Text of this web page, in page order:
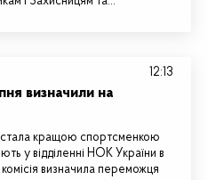
визначили на
стала кращою спортсменкою
у відділенні НОК України в
визначила переможця
12:13